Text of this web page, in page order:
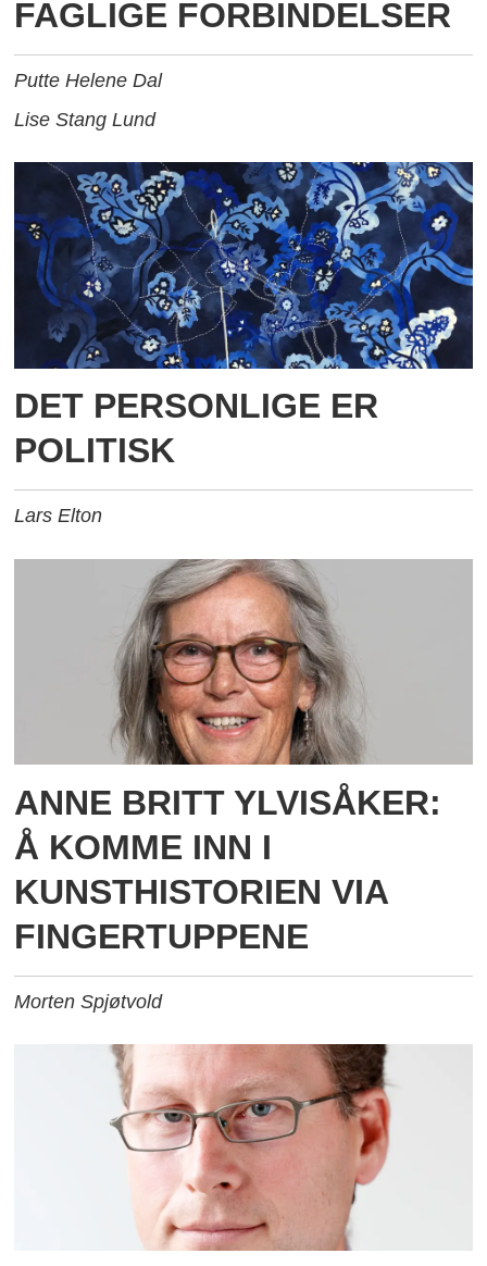
FAGLIGE FORBINDELSER
Putte Helene Dal
Lise Stang Lund
DET PERSONLIGE ER
POLITISK
Lars Elton
ANNE BRITT YLVISÅKER:
Å KOMME INN I
KUNSTHISTORIEN VIA
FINGERTUPPENE
Morten Spjøtvold